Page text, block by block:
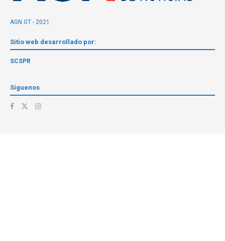
AGN.GT - 2021
Sitio web desarrollado por:
SCSPR
Síguenos